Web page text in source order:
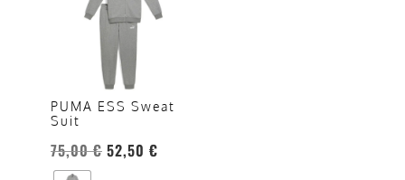
PUMA ESS Sweat
Suit
75,00€ 52,50 €
varianti.
opzioni
possono
essere
scelte